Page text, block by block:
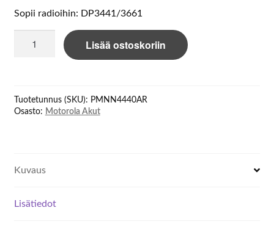
Sopii radioihin: DP3441/3661
Mototrbo
PMNN4440AR
Li-
Ion
Lisää ostoskoriin
Tuotetunnus (SKU): PMNN4440AR
Osasto: Motorola Akut
Kuvaus
Lisätiedot